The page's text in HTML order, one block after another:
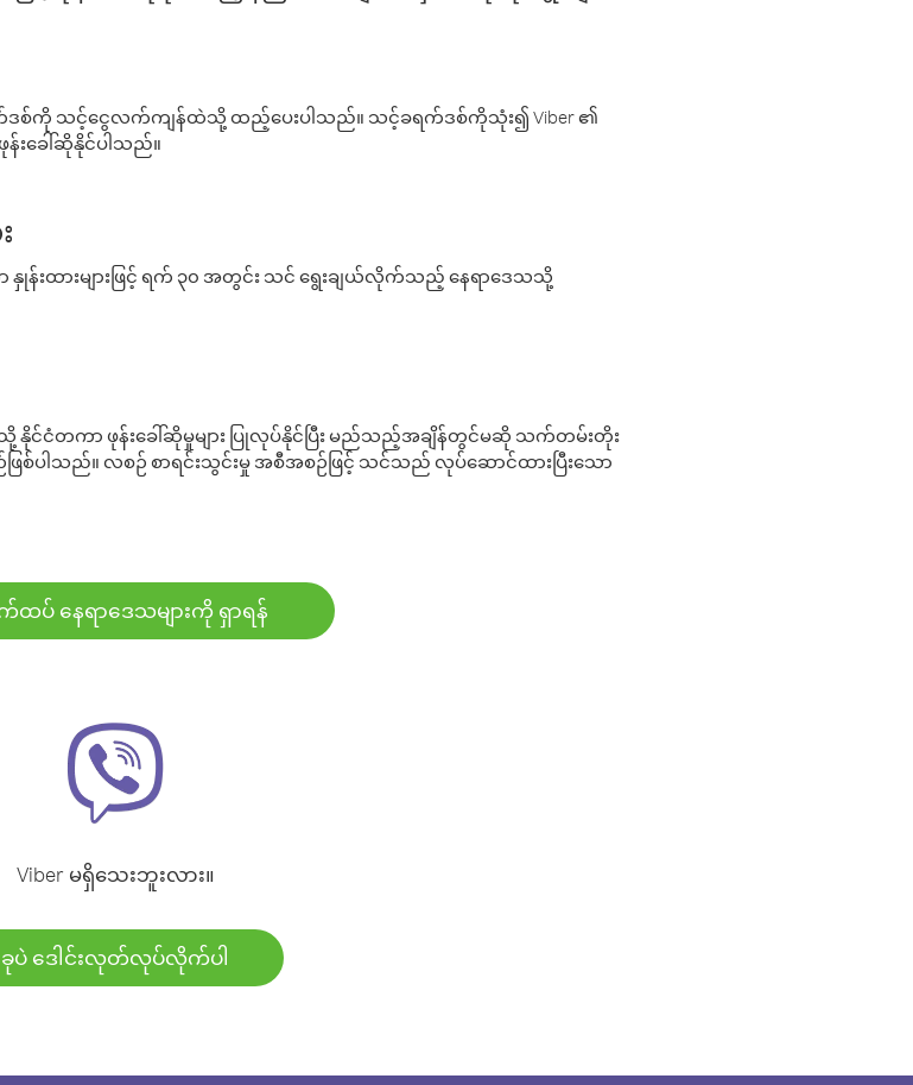
ဒစ်ကို သင့်ငွေလက်ကျန်ထဲသို့ ထည့်ပေးပါသည်။ သင့်ခရက်ဒစ်ကိုသုံး၍ Viber ၏
းခေါ်ဆိုနိုင်ပါသည်။
းထားများဖြင့် ရက် ၃၀ အတွင်း သင် ရွေးချယ်လိုက်သည့် နေရာဒေသသို့
သို့ နိုင်ငံတကာ ဖုန်းခေါ်ဆိုမှုများ ပြုလုပ်နိုင်ပြီး မည်သည့်အချိန်တွင်မဆို သက်တမ်းတိုး
ပါသည်။ လစဉ် စာရင်းသွင်းမှု အစီအစဉ်ဖြင့် သင်သည် လုပ်ဆောင်ထားပြီးသော
ထပ် နေရာဒေသများကို ရှာရန်
Viber မရှိသေးဘူးလား။
ခုပဲ ဒေါင်းလုတ်လုပ်လိုက်ပါ